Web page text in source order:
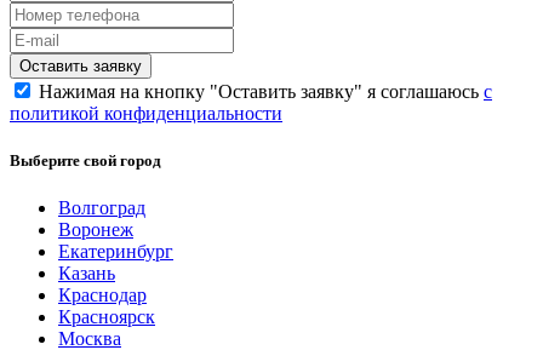
Нажимая на кнопку "Оставить заявку" я соглашаюсь с
политикой конфиденциальности
Выберите свой город
Волгоград
Воронеж
Екатеринбург
Казань
Краснодар
Красноярск
Москва